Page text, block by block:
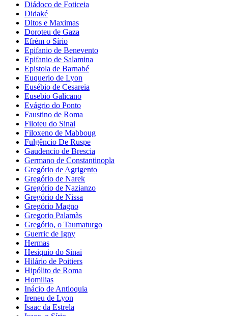
Diádoco de Foticeia
Didaké
Ditos e Maximas
Doroteu de Gaza
Efrém o Sírio
Epifanio de Benevento
Epifanio de Salamina
Epistola de Barnabé
Euquerio de Lyon
Eusébio de Cesareia
Eusebio Galicano
Evágrio do Ponto
Faustino de Roma
Filoteu do Sinai
Filoxeno de Mabboug
Fulgêncio De Ruspe
Gaudencio de Brescia
Germano de Constantinopla
Gregório de Agrigento
Gregório de Narek
Gregório de Nazianzo
Gregório de Nissa
Gregório Magno
Gregorio Palamàs
Gregório, o Taumaturgo
Guerric de Igny
Hermas
Hesiquio do Sinai
Hilário de Poitiers
Hipólito de Roma
Homilias
Inácio de Antioquia
Ireneu de Lyon
Isaac da Estrela